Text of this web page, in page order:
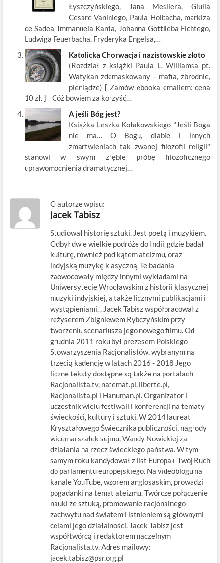
Łyszczyńskiego, Jana Mesliera, Giulia
Cesare Vaniniego, Paula Holbacha, markiza
de Sadea, Immanuela Kanta, Johanna Gottlieba Fichtego,
Ludwiga Feuerbacha, Fryderyka Engelsa,…
Katolicka Chorwacja i nazistowskie złoto
(Rozdział z książki Paula L. Williamsa pt.
Watykan zdemaskowany – mafia, zbrodnie,
pieniądze) [ Zamów ebooka emailem: cena
10 zł. ] Cóż bowiem za korzyść…
A jeśli Bóg jest?
Książka Leszka Kołakowskiego "Jeśli Boga
nie ma… O Bogu, diable i innych
zmartwieniach tak zwanej filozofii religii"
stanowi w swym zrębie próbę filozoficznego
uprawomocnienia dramatycznej…
O autorze wpisu:
Jacek Tabisz
Studiował historię sztuki. Jest poetą i muzykiem.
Odbył dwie wielkie podróże do Indii, gdzie badał
kulturę, również pod kątem ateizmu, oraz
indyjską muzykę klasyczną. Te badania
zaowocowały między innymi wykładami na
Uniwersytecie Wrocławskim z historii klasycznej
muzyki indyjskiej, a także licznymi publikacjami i
wystąpieniami. . Jacek Tabisz współpracował z
reżyserem Zbigniewem Rybczyńskim przy
tworzeniu scenariusza jego nowego filmu. Od
grudnia 2011 roku był prezesem Polskiego
Stowarzyszenia Racjonalistów, wybranym na
trzecią kadencję w latach 2016 - 2018 Jego
liczne teksty dostępne są także na portalach
Racjonalista.tv, natemat.pl, liberte.pl,
Racjonalista.pl i Hanuman.pl. Organizator i
uczestnik wielu festiwali i konferencji na tematy
świeckości, kultury i sztuki. W 2014 laureat
Kryształowego Świecznika publiczności, nagrody
wicemarszałek sejmu, Wandy Nowickiej za
działania na rzecz świeckiego państwa. W tym
samym roku kandydował z list Europa+ Twój Ruch
do parlamentu europejskiego. Na videoblogu na
kanale YouTube, wzorem anglosaskim, prowadzi
pogadanki na temat ateizmu. Twórcze połączenie
nauki ze sztuką, promowanie racjonalnego
zachwytu nad światem i istnieniem są głównymi
celami jego działalności. Jacek Tabisz jest
współtwórcą i redaktorem naczelnym
Racjonalista.tv. Adres mailowy:
jacek.tabisz@psr.org.pl